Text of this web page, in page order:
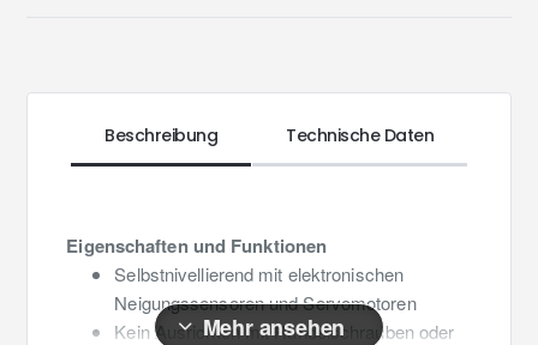
Beschreibung Technische Daten
Eigenschaften und Funktionen
Selbstnivellierend mit elektronischen
Neigungssensoren und Servomotoren
Kein Ausrichten mit Rändelschrauben oder